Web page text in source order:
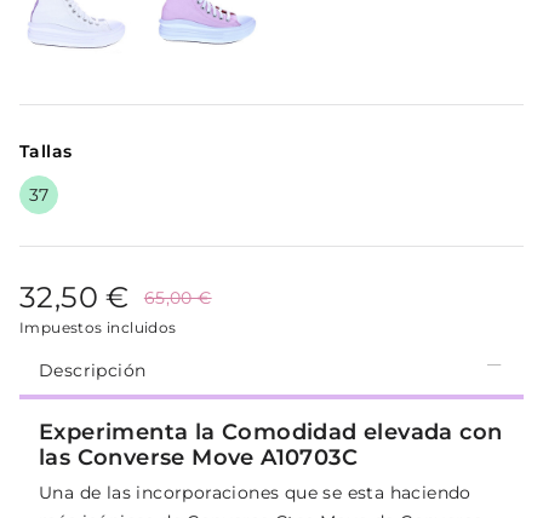
Tallas
37
32,50 € 65,00 €
Impuestos incluidos
Descripción
Experimenta la Comodidad elevada con
las Converse Move A10703C
Una de las incorporaciones que se esta haciendo